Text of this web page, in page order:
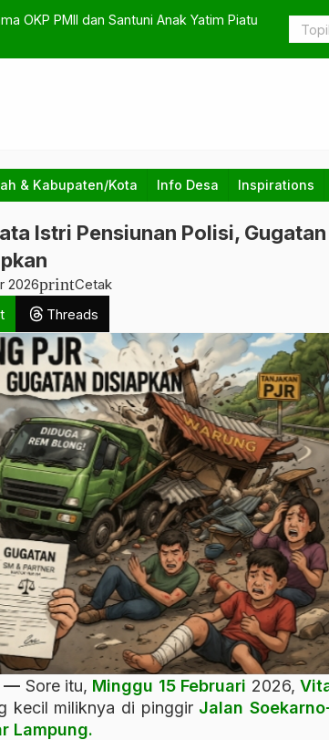
OKP PMII dan Santuni Anak Yatim Piatu
& Kabupaten/Kota Info Desa Inspirations
Istri Pensiunan Polisi, Gugatan
2026printCetak
Threads
— Sore itu, Minggu 15 Februari 2026,
kecil miliknya di pinggir Jalan
Lampung.